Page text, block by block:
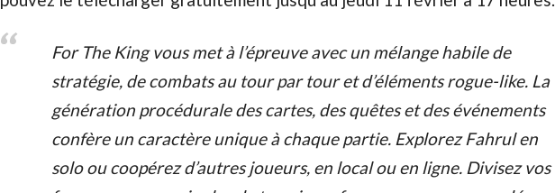
For The King vous met à l’épreuve avec un mélange habile de
stratégie, de combats au tour par tour et d’éléments rogue-like. La
génération procédurale des cartes, des quêtes et des événements
confère un caractère unique à chaque partie. Explorez Fahrul en
solo ou coopérez d’autres joueurs, en local ou en ligne. Divisez vos